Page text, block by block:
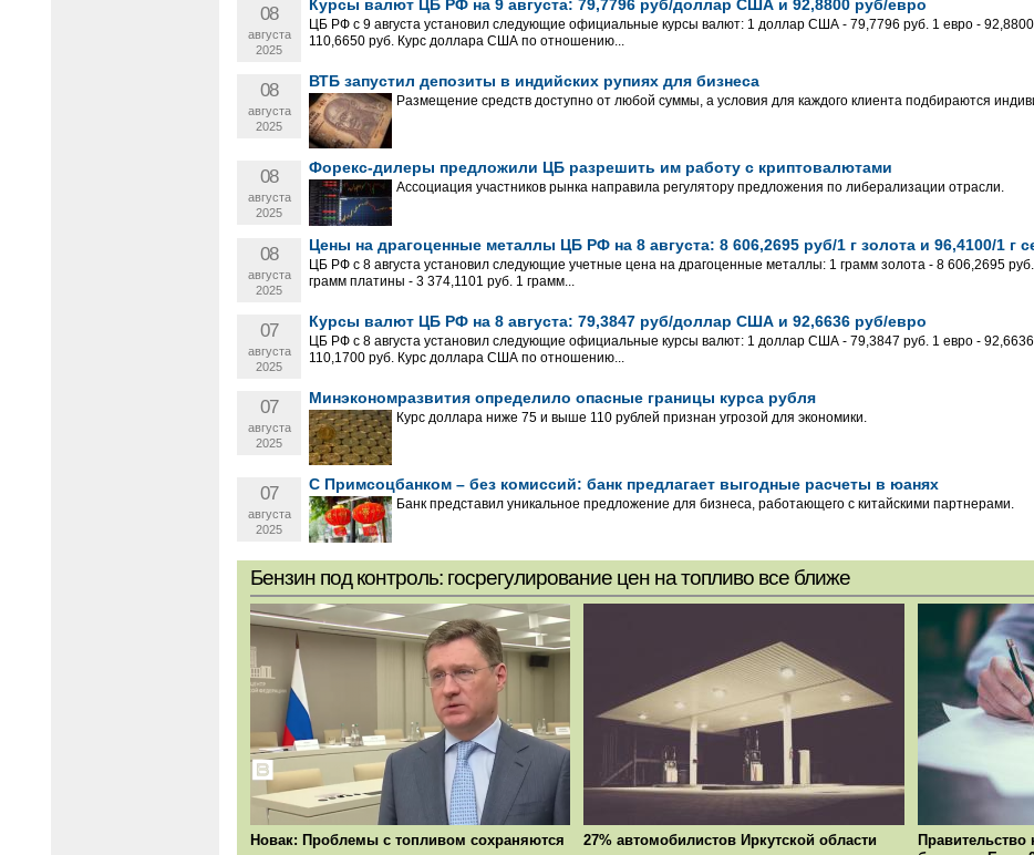
08
августа
2025
Курсы валют ЦБ РФ на 9 августа: 79,7796 руб/доллар США и 92,8800 руб/евро
ЦБ РФ с 9 августа установил следующие официальные курсы валют: 1 доллар США - 79,7796 руб. 1 евро -
110,6650 руб. Курс доллара США по отношению...
08
августа
2025
ВТБ запустил депозиты в индийских рупиях для бизнеса
Размещение средств доступно от любой суммы, а условия для каждого клиента подбираются
08
августа
2025
Форекс-дилеры предложили ЦБ разрешить им работу с криптовалютами
Ассоциация участников рынка направила регулятору предложения по либерализации отрасли.
08
августа
2025
Цены на драгоценные металлы ЦБ РФ на 8 августа: 8 606,2695 руб/1 г золота и 96,4100/1 г
ЦБ РФ с 8 августа установил следующие учетные цена на драгоценные металлы: 1 грамм золота - 8 606,2695
грамм платины - 3 374,1101 руб. 1 грамм...
07
августа
2025
Курсы валют ЦБ РФ на 8 августа: 79,3847 руб/доллар США и 92,6636 руб/евро
ЦБ РФ с 8 августа установил следующие официальные курсы валют: 1 доллар США - 79,3847 руб. 1 евро -
110,1700 руб. Курс доллара США по отношению...
07
августа
2025
Минэкономразвития определило опасные границы курса рубля
Курс доллара ниже 75 и выше 110 рублей признан угрозой для экономики.
07
августа
2025
С Примсоцбанком – без комиссий: банк предлагает выгодные расчеты в юанях
Банк представил уникальное предложение для бизнеса, работающего с китайскими партнерами.
Бензин под контроль: госрегулирование цен на топливо все ближе
Новак: Проблемы с топливом сохраняются
27% автомобилистов Иркутской области